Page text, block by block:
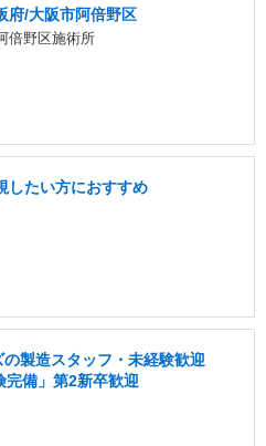
府/大阪市阿倍野区
倍野区施術所
したい方におすすめ
製造スタッフ・未経験歓迎
完備」第2新卒歓迎